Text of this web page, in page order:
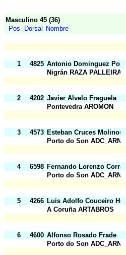
Masculino 45 (36)
Pos
Dorsal Nombre
1 4825 Antonio Dominguez
Nigrán RAZA PALLEIRA
2
4202 Javier Alvelo Fraguela
Pontevedra AROMON
3
4573 Esteban Cruces Molinos
Porto do Son
4
6598 Fernando Lorenzo Corral
Porto do Son
5
4266 Luis Adolfo Couceiro
A Coruña ARTABROS
6
4600 Alfonso Rosado Frade
Porto do Son